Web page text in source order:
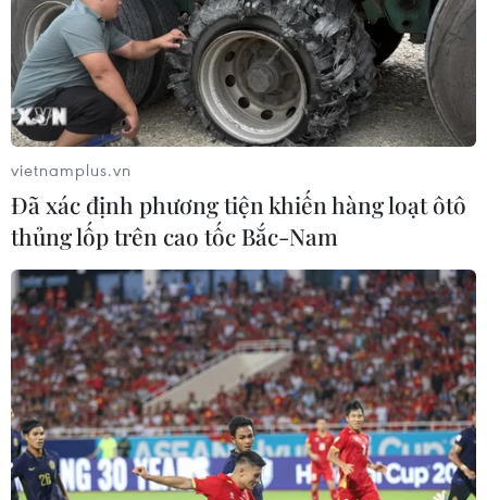
vietnamplus.vn
Đã xác định phương tiện khiến hàng loạt ôtô
thủng lốp trên cao tốc Bắc-Nam